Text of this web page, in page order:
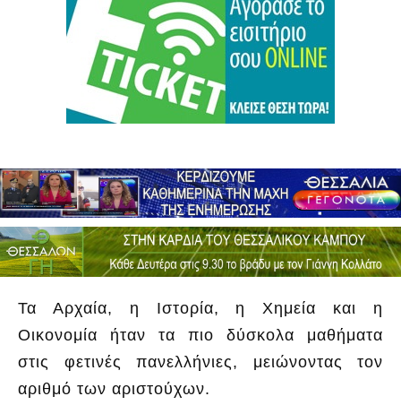
Τα Αρχαία, η Ιστορία, η Χημεία και η
Οικονομία ήταν τα πιο δύσκολα μαθήματα
στις φετινές πανελλήνιες, μειώνοντας τον
αριθμό των αριστούχων.